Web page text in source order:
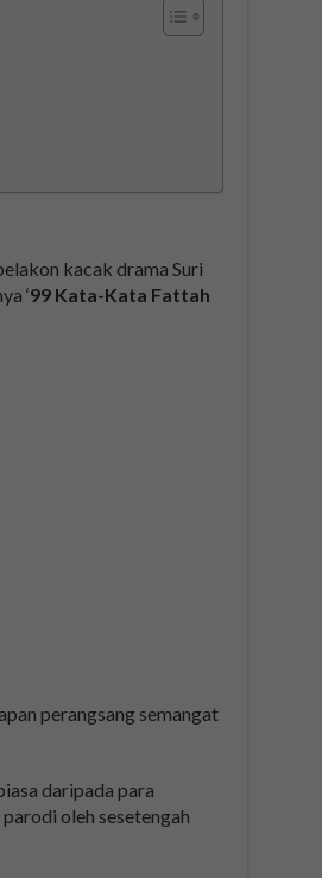
kacak drama Suri
‘99 Kata-Kata Fattah
perangsang semangat
daripada para
oleh sesetengah